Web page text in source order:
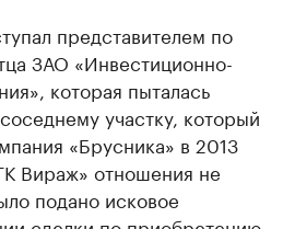
представителем по
ЗАО «Инвестиционно-
которая пыталась
участку, который
«Брусника» в 2013
Вираж» отношения не
подано исковое